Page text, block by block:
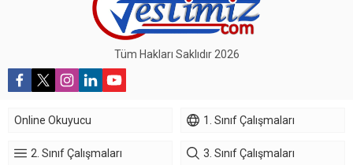
Tüm Hakları Saklıdır 2026
Online Okuyucu 1. Sınıf Çalışmaları
2. Sınıf Çalışmaları 3. Sınıf Çalışmaları